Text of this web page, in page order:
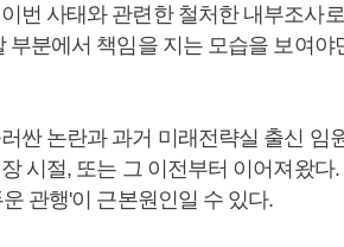
번 사태와 관련한 철처한 내부조사
부분에서 책임을 지는 모습을 보여야
싼 논란과 과거 미래전략실 출신 임
시절, 또는 그 이전부터 이어져왔다.
관행'이 근본원인일 수 있다.